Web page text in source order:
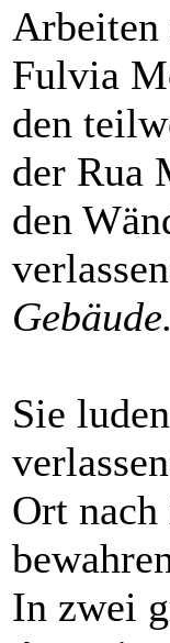
Arbeiten
Fulvia
den
der Rua
den
Gebäude.
Sie
Ort nach
In zwei